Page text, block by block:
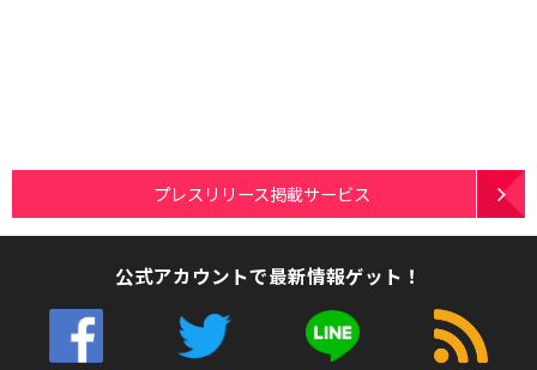
プレスリリース掲載サービス
公式アカウントで最新情報ゲット！